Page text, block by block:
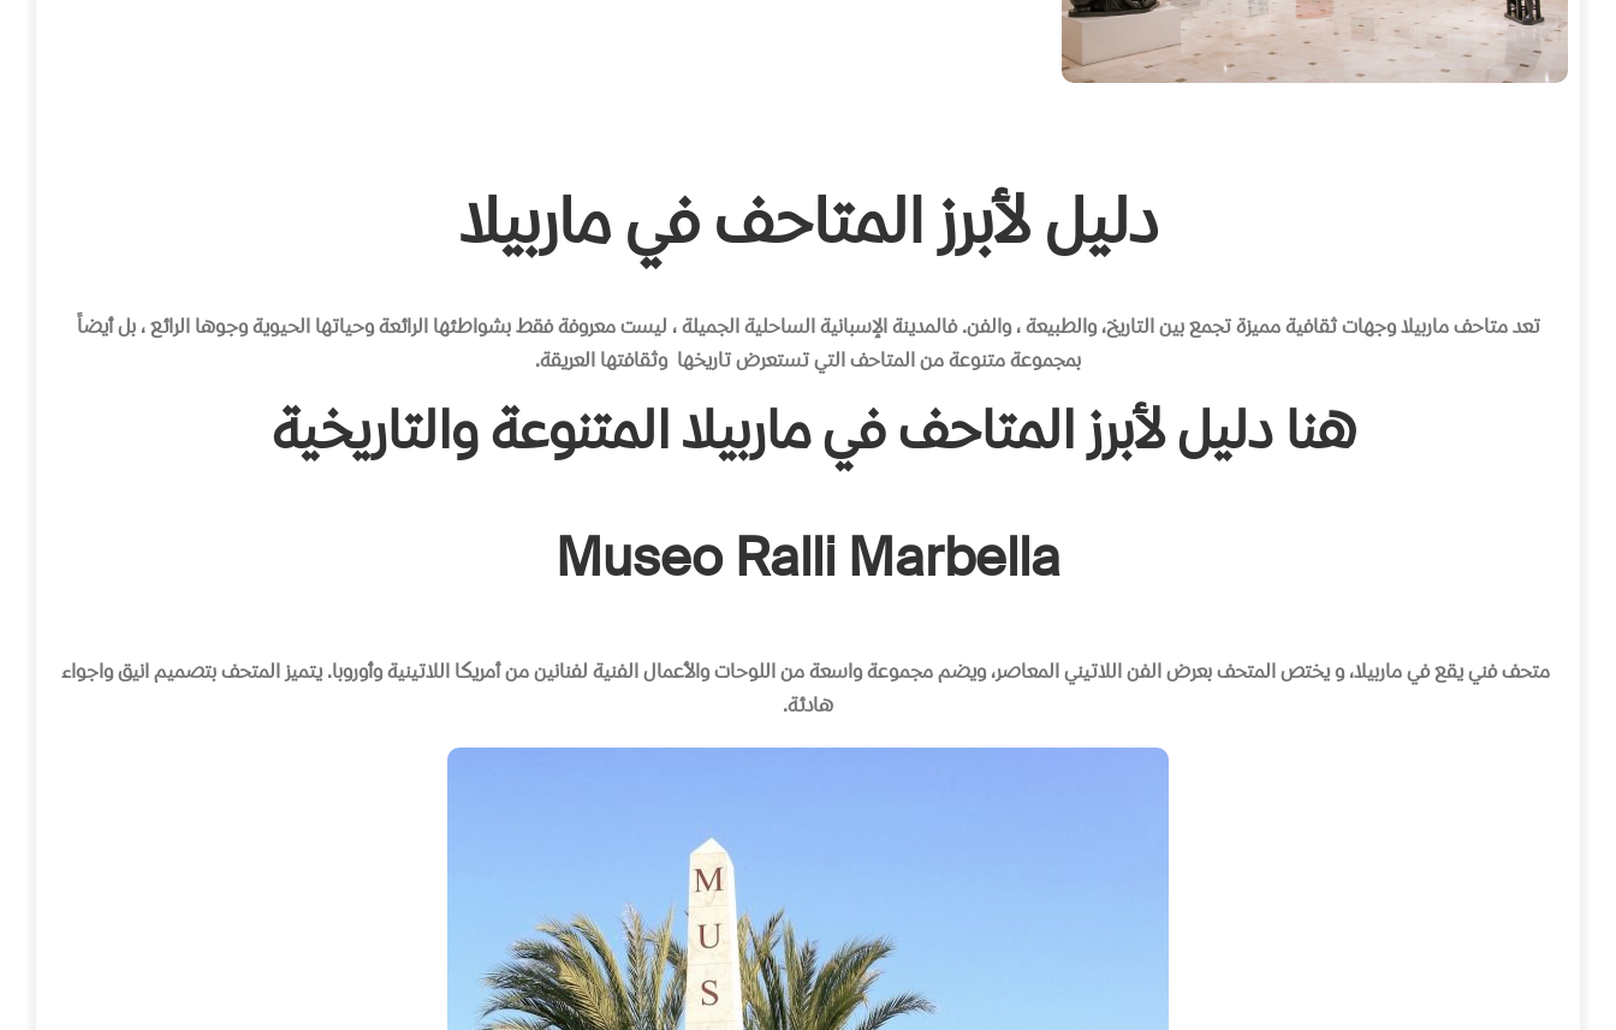
دليل لأبرز المتاحف في ماربيلا
تعد متاحف ماربيلا وجهات ثقافية مميزة تجمع بين التاريخ، والطبيعة ، والفن. فالمدينة الإسبانية الساحلية الجميلة ، ليست معروفة فقط بشواطئها الرائعة وحياتها الحيوية وجوها الرائع ، بل أيضاً
بمجموعة متنوعة من المتاحف التي تستعرض تاريخها وثقافتها العريقة.
هنا دليل لأبرز المتاحف في ماربيلا المتنوعة والتاريخية
Museo Ralli Marbella
متحف فني يقع في ماربيلا، و يختص المتحف بعرض الفن اللاتيني المعاصر، ويضم مجموعة واسعة من اللوحات والأعمال الفنية لفنانين من أمريكا اللاتينية وأوروبا.يتميز المتحف بتصميم انيق واجواء
هادئة.